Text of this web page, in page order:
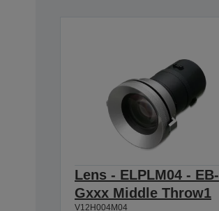
Lens - ELPLM04 - EB-
Gxxx Middle Throw1
V12H004M04